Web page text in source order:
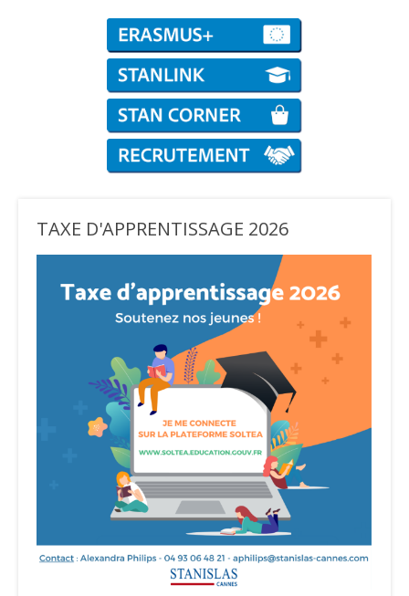
TAXE D'APPRENTISSAGE 2026